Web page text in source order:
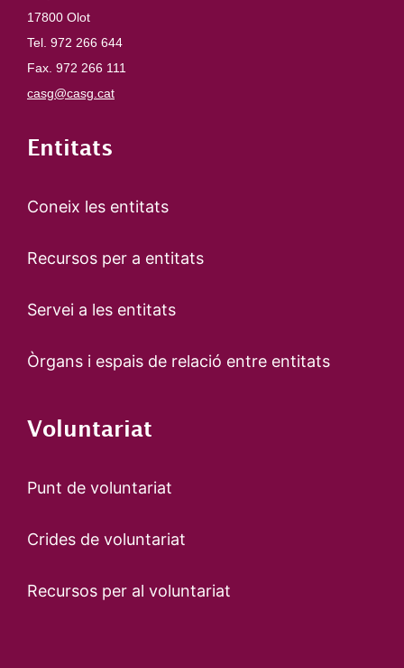
17800 Olot
Tel. 972 266 644
Fax. 972 266 111
casg@casg.cat
Entitats
Coneix les entitats
Recursos per a entitats
Servei a les entitats
Òrgans i espais de relació entre entitats
Voluntariat
Punt de voluntariat
Crides de voluntariat
Recursos per al voluntariat